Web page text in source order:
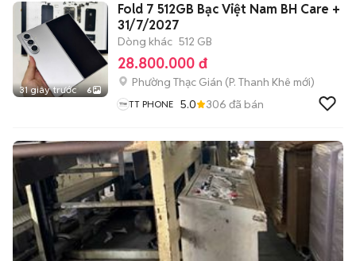
31 giây trước 6
Fold 7 512GB Bạc Việt Nam BH Care +
31/7/2027
Dòng khác 512 GB
28.800.000 đ
Phường Thạc Gián (P. Thanh Khê mới)
TT PHONE 5.0 306 đã bán